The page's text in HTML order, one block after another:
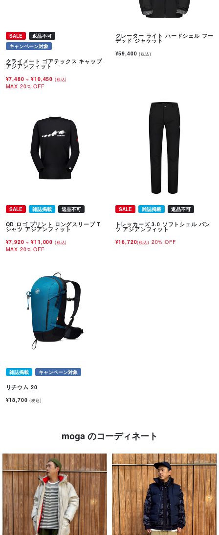
SALE
返品不可
キャンペーン対象
クライメート ゴアテックス キャップ
アジアンフィット
¥7,480~ ¥10,450 (税込)
MAX 20% OFF
クレーター ライト ハードシェル フー
デッド ジャケット
¥59,400(税込)
SALE 雑誌掲載 返品不可
QD ロゴ プリント ロングスリーブ T
シャツ アジアンフィット
¥7,920~ ¥11,000 (税込)
MAX 20% OFF
SALE 雑誌掲載 返品不可
トレッカーズ 3.0 ソフトシェル パン
ツ アジアンフィット
¥16,720(税込) 20% OFF
雑誌掲載 キャンペーン対象
リチウム 20
¥18,700(税込)
moga のコーディネート